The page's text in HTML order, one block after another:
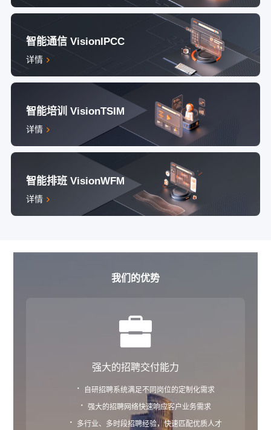
智能通信 VisionIPCC
详情
智能培训 VisionTSIM
详情
智能排班 VisionWFM
详情
我们的优势
强大的招聘交付能力
· 自研招聘系统满足不同岗位的定制化需求
· 强大的招聘网络快速响应客户业务需求
· 多行业、多时段招聘经验，快速匹配优质人才